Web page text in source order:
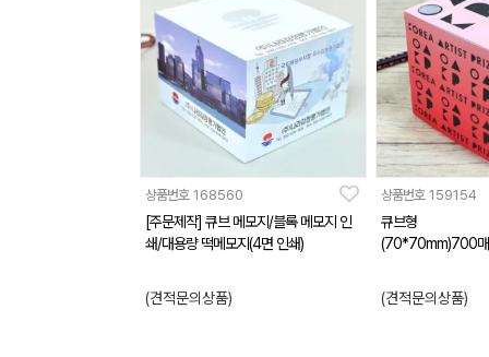
상품번호 168560
[주문제작] 큐브 메모지/블록 메모지 인
쇄/대용량 떡메모지(4면 인쇄)
(견적문의상품)
상품번호 159154
큐브형
(70*70mm)700매
(견적문의상품)